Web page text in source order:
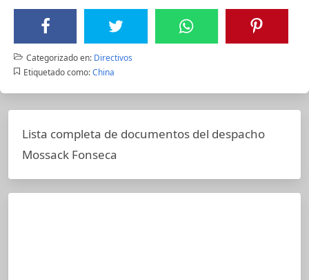
Categorizado en: Directivos
Etiquetado como: China
Lista completa de documentos del despacho
Mossack Fonseca